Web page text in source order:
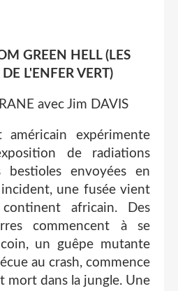
GREEN HELL (LES
L'ENFER VERT)
avec Jim DAVIS
américain expérimente
de radiations
bestioles envoyées en
une fusée vient
africain. Des
commencent à se
un guêpe mutante
au crash, commence
mort dans la jungle. Une